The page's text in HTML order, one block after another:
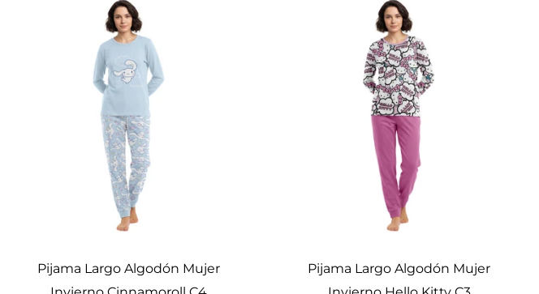
Pijama Largo Algodón Mujer
Pijama Largo Algodón Mujer